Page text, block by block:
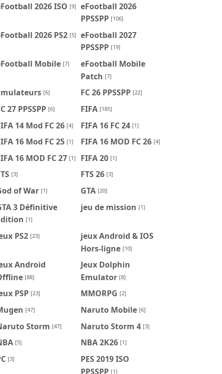
2026 ISO [9]
eFootball 2026
PPSSPP [106]
2026 PS2 [5]
eFootball 2027
PPSSPP [19]
Mobile [7]
eFootball Mobile
Patch [7]
[6] FC 26 PPSSPP [22]
27 PPSSPP [6] FIFA [185]
14 Mod FC 26 [4] FIFA 16 FC 24 [1]
16 Mod FC 25 [1] FIFA 16 MOD FC 26 [4]
16 MOD FC 27 [1] FIFA 20 [1]
[3] FTS 26 [3]
of War [1] GTA [20]
3 Définitive
[1]
jeu de mission [1]
PS2 [23]
jeux Android & IOS
Hors-ligne [10]
Android
[88]
Jeux Dolphin
Emulator [8]
PSP [23] MMORPG [2]
[47] Naruto Mobile [6]
Storm [47] Naruto Storm 4 [3]
[5] NBA 2K26 [1]
[3]
PES 2019 ISO
PPSSPP [1]